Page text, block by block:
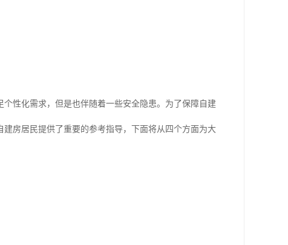
性化需求，但是也伴随着一些安全隐患。为了保障自建
房居民提供了重要的参考指导，下面将从四个方面为大